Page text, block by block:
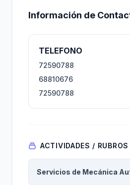
Información de
TELEFONO
72590788
68810676
72590788
ACTIVIDADES / RUBROS
Servicios de Mecánica